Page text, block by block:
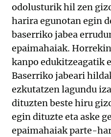
odolusturik hil zen
harira egunotan egin
baserriko jabea
epaimahaiak.
kanpo edukitzeagatik
Baserriko jabeari
ezkutatzen lagundu
dituzten beste hiru
egin dituzte eta aske
epaimahaiak parte-